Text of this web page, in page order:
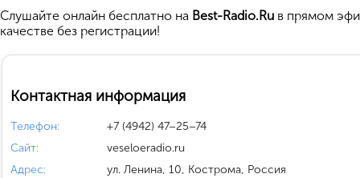
Cлушайте онлайн бесплатно на Best-Radio.Ru в прямом
качестве без регистрации!
Контактная информация
Телефон:
+7 (4942) 47–25–74
Сайт:
veseloeradio.ru
Адрес:
ул. Ленина, 10, Кострома, Россия